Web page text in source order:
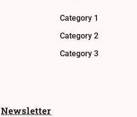
Category 1
Category 2
Category 3
Newsletter